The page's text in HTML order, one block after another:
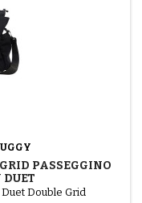
PASSEGGINO
Double Grid